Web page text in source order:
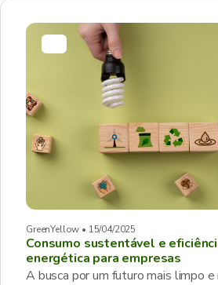
GreenYellow • 15/04/2025
Consumo sustentável e
energética para empresas
A busca por um futuro mais limpo